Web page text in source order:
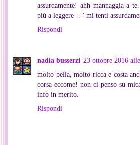
assurdamente! ahh mannaggia a
più a leggere -.-' mi tenti
Rispondi
nadia busserzi 23 ottobre 2016
molto bella, molto ricca e costa
corsa eccome! non ci penso su
info in merito.
Rispondi